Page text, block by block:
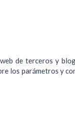
de terceros y
los parámetros y